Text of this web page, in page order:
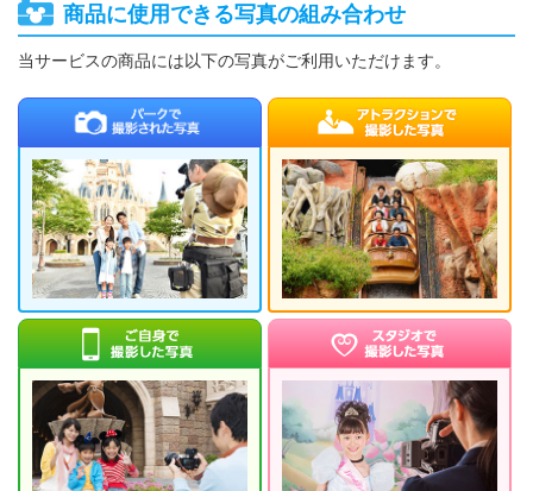
商品に使用できる写真の組み合わせ
当サービスの商品には以下の写真がご利用いただけます。
パークで撮影された写真
ご自身で撮影した写真